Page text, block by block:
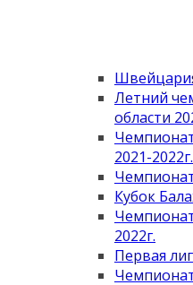
Летний
области
2021-2022г.
Кубок
2022г.
Первая